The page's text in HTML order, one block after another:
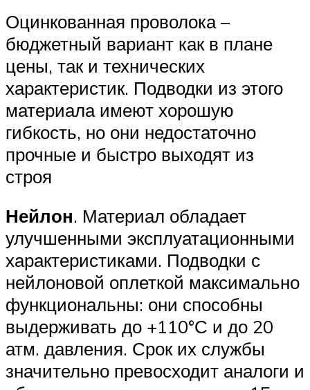
Оцинкованная проволока –
бюджетный вариант как в плане
цены, так и технических
характеристик. Подводки из этого
материала имеют хорошую
гибкость, но они недостаточно
прочные и быстро выходят из
строя
Нейлон. Материал обладает
улучшенными эксплуатационными
характеристиками. Подводки с
нейлоновой оплеткой максимально
функциональны: они способны
выдерживать до +110°С и до 20
атм. давления. Срок их службы
значительно превосходит аналоги и